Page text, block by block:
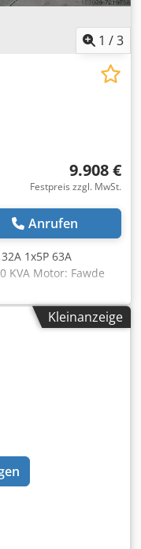
1 /3
9.908 €
Festpreis zzgl. MwSt.
Anrufen
1x5P 63A
KVA Motor: Fawde
Ahsh
Leistungschalter
V inkl. electronische
Kleinanzeige